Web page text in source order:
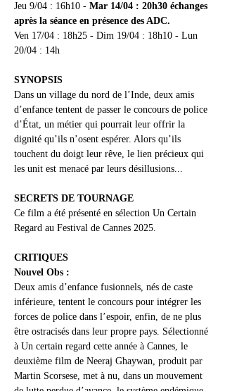
Jeu 9/04 : 16h10 - Mar 14/04 : 20h30 échanges
après la séance en présence des ADC.
Ven 17/04 : 18h25 - Dim 19/04 : 18h10 - Lun
20/04 : 14h
SYNOPSIS
Dans un village du nord de l’Inde, deux amis
d’enfance tentent de passer le concours de police
d’État, un métier qui pourrait leur offrir la
dignité qu’ils n’osent espérer. Alors qu’ils
touchent du doigt leur rêve, le lien précieux qui
les unit est menacé par leurs désillusions...
SECRETS DE TOURNAGE
Ce film a été présenté en sélection Un Certain
Regard au Festival de Cannes 2025.
CRITIQUES
Nouvel Obs :
Deux amis d’enfance fusionnels, nés de caste
inférieure, tentent le concours pour intégrer les
forces de police dans l’espoir, enfin, de ne plus
être ostracisés dans leur propre pays. Sélectionné
à Un certain regard cette année à Cannes, le
deuxième film de Neeraj Ghaywan, produit par
Martin Scorsese, met à nu, dans un mouvement